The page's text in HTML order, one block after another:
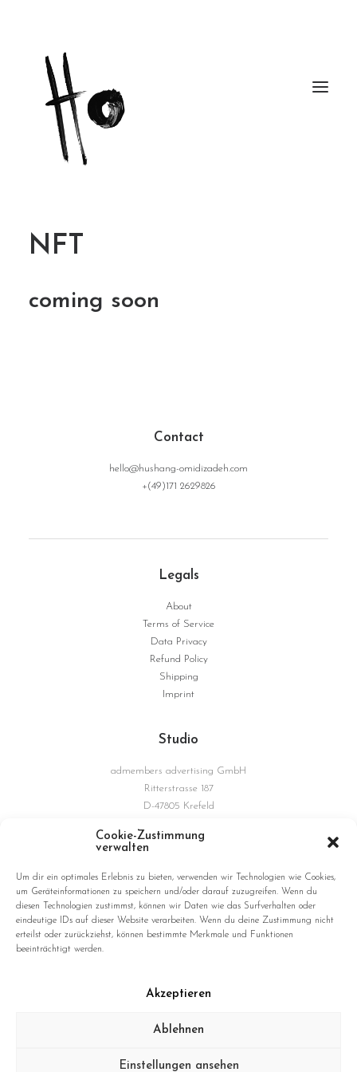
Cookie-Zustimmung
verwalten
Um dir ein optimales Erlebnis zu bieten, verwenden wir Technologien wie Cookies,
um Geräteinformationen zu speichern und/oder darauf zuzugreifen. Wenn du
diesen Technologien zustimmst, können wir Daten wie das Surfverhalten oder
eindeutige IDs auf dieser Website verarbeiten. Wenn du deine Zustimmung nicht
erteilst oder zurückziehst, können bestimmte Merkmale und Funktionen
beeinträchtigt werden.
Akzeptieren
Ablehnen
Einstellungen ansehen
Workshops
Cart
NFT
coming soon
Contact
hello@hushang-omidizadeh.com
+(49)171 2629826
Legals
About
Terms of Service
Data Privacy
Refund Policy
Shipping
Imprint
Studio
admembers advertising GmbH
Ritterstrasse 187
D-47805 Krefeld
Connections